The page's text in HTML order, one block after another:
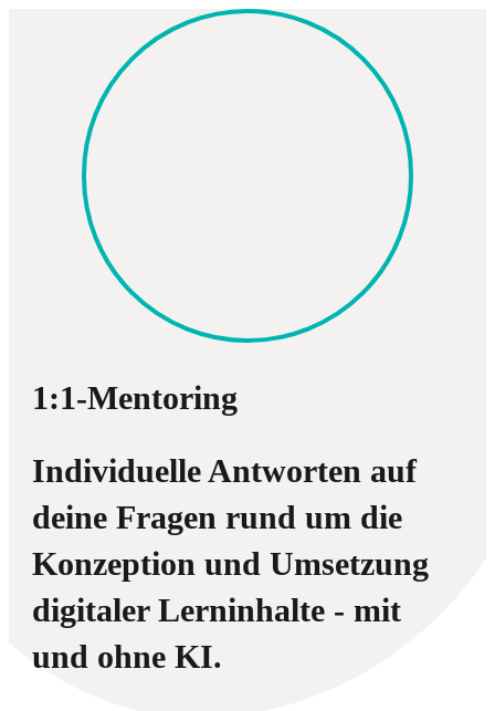
1:1-Mentoring
Individuelle Antworten auf
deine Fragen rund um die
Konzeption und Umsetzung
digitaler Lerninhalte - mit
und ohne KI.